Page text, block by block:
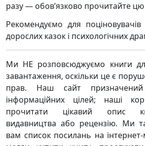
разу — обов’язково прочитайте цю
Рекомендуємо для
дорослих казок і психологічних
Ми НЕ розповсюджуємо книги
завантаження, оскільки це є
прав. Наш сайт
інформаційних цілей; наші
прочитати цікавий опис
видавництва або рецензію. Ми
вам список посилань на